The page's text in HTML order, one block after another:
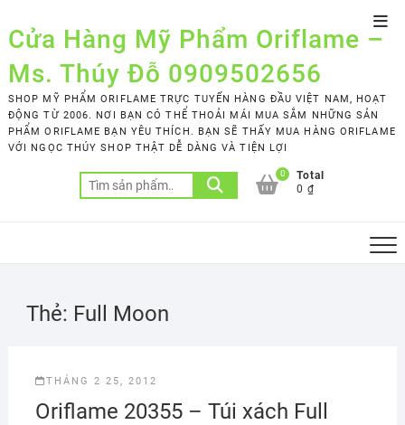
to
content
Cửa Hàng Mỹ Phẩm Oriflame –
Ms. Thúy Đỗ 0909502656
SHOP MỸ PHẨM ORIFLAME TRỰC TUYẾN HÀNG ĐẦU VIỆT NAM, HOẠT
ĐỘNG TỪ 2006. NƠI BẠN CÓ THỂ THOẢI MÁI MUA SẮM NHỮNG SẢN
PHẨM ORIFLAME BẠN YÊU THÍCH. BẠN SẼ THẤY MUA HÀNG ORIFLAME
VỚI NGỌC THÚY SHOP THẬT DỄ DÀNG VÀ TIỆN LỢI
Tìm
kiếm:
0
Total
0 ₫
Thẻ: Full Moon
THÁNG 2 25, 2012
Oriflame 20355 – Túi xách Full